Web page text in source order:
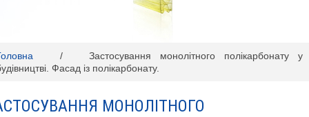
/
Застосування монолітного полікарбонату у
Фасад із полікарбонату.
МОНОЛІТНОГО